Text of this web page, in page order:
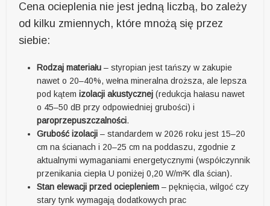
Cena ocieplenia nie jest jedną liczbą, bo zależy
od kilku zmiennych, które mnożą się przez
siebie:
Rodzaj materiału – styropian jest tańszy w zakupie
nawet o 20–40%, wełna mineralna droższa, ale lepsza
pod kątemizolacji akustycznej (redukcja hałasu nawet
o 45–50 dB przy odpowiedniej grubości) i
paroprzepuszczalności.
Grubość izolacji – standardem w 2026 roku jest 15–20
cm na ścianach i 20–25 cm na poddaszu, zgodnie z
aktualnymi wymaganiami energetycznymi (współczynnik
przenikania ciepła U poniżej 0,20 W/m²K dla ścian).
Stan elewacji przed ociepleniem – pęknięcia, wilgoć czy
stary tynk wymagają dodatkowych prac